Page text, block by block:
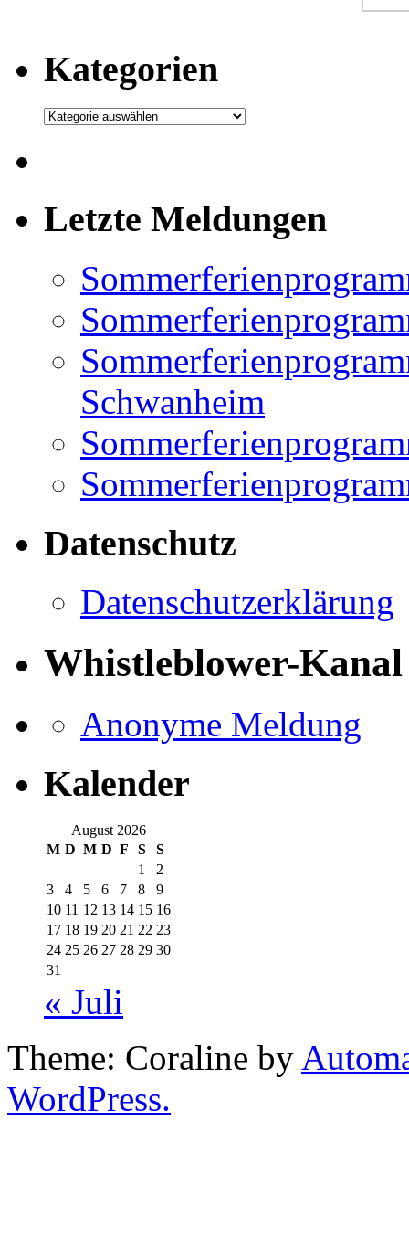
Kategorien
Kategorien
Letzte Meldungen
Schwanheim
Datenschutz
Datenschutzerklärung
Whistleblower-Kanal
Anonyme Meldung
Kalender
August 2026
M D M D F S
S
1
2
3
4 5 6 7 8
9
10 11 12 13 14 15 16
17 18 19 20 21 22 23
24 25 26 27 28 29 30
31
« Juli
Theme: Coraline by
WordPress.